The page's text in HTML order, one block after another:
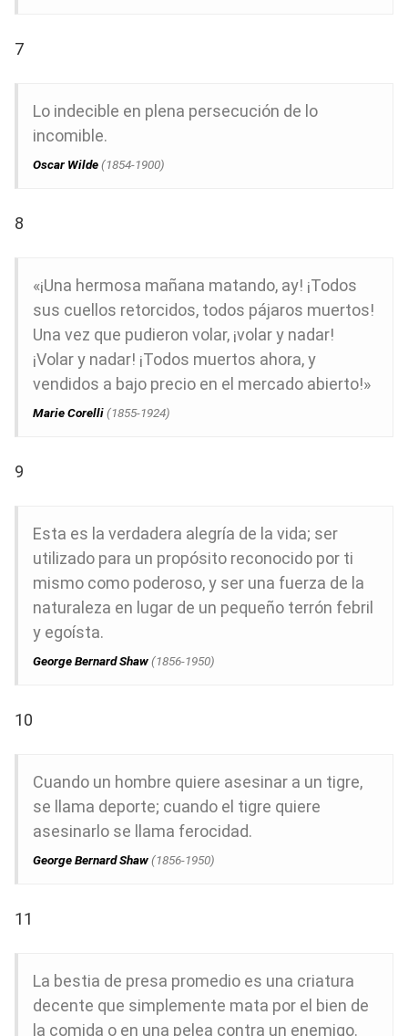
7
Lo indecible en plena persecución de lo
incomible.
Oscar Wilde(1854-1900)
8
«¡Una hermosa mañana matando, ay! ¡Todos
sus cuellos retorcidos, todos pájaros muertos!
Una vez que pudieron volar, ¡volar y nadar!
¡Volar y nadar! ¡Todos muertos ahora, y
vendidos a bajo precio en el mercado abierto!»
Marie Corelli(1855-1924)
9
Esta es la verdadera alegría de la vida; ser
utilizado para un propósito reconocido por ti
mismo como poderoso, y ser una fuerza de la
naturaleza en lugar de un pequeño terrón febril
y egoísta.
George Bernard Shaw(1856-1950)
10
Cuando un hombre quiere asesinar a un tigre,
se llama deporte; cuando el tigre quiere
asesinarlo se llama ferocidad.
George Bernard Shaw(1856-1950)
11
La bestia de presa promedio es una criatura
decente que simplemente mata por el bien de
la comida o en una pelea contra un enemigo.